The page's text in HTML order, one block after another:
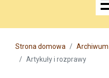
Main menu
Strona domowa Archiwum
Artykuły i rozprawy